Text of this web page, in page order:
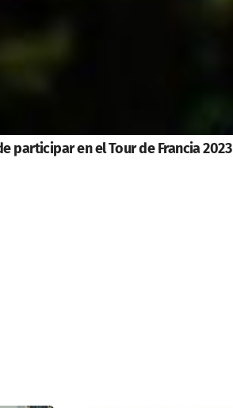
participar en el Tour de Francia 2023